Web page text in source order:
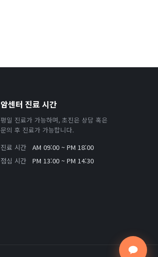
암센터 진료 시간
평일 진료가 가능하며, 초진은 상담 혹은
문의 후 진료가 가능합니다.
진료 시간
AM 09:00 ~ PM 18:00
점심 시간
PM 13:00 ~ PM 14:30